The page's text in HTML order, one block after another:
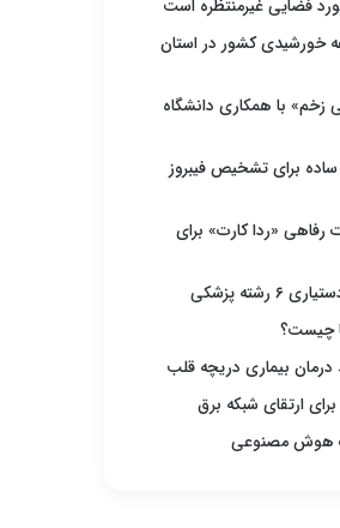
فضایی غیرمنتظره است
خورشیدی کشور در استان
زخم» با همکاری دانشگاه
برای تشخیص فیبروز
رفاهی «ردا کارت» برای
پزشکی
چیست؟
بیماری دریچه قلب
برای ارتقای شبکه برق
هوش مصنوعی